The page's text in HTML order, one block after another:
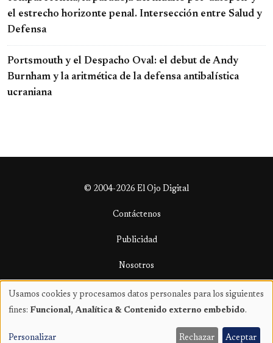
el estrecho horizonte penal. Intersección entre Salud y
Defensa
Portsmouth y el Despacho Oval: el debut de Andy
Burnham y la aritmética de la defensa antibalística
ucraniana
© 2004-2026 El Ojo Digital
Contáctenos
Publicidad
Nosotros
Términos y condiciones
Uso
datos
Usamos cookies y procesamos datos personales para los siguientes
fines: Funcional, Analítica & Contenido externo embebido.
Personalizar Rechazar Aceptar